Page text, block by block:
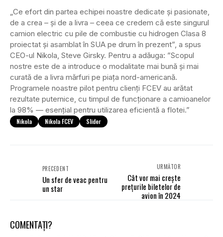
„Ce efort din partea echipei noastre dedicate și pasionate,
de a crea – și de a livra – ceea ce credem că este singurul
camion electric cu pile de combustie cu hidrogen Clasa 8
proiectat și asamblat în SUA pe drum în prezent”, a spus
CEO-ul Nikola, Steve Girsky. Pentru a adăuga: ”Scopul
nostre este de a introduce o modalitate mai bună și mai
curată de a livra mărfuri pe piața nord-americană.
Programele noastre pilot pentru clienți FCEV au arătat
rezultate puternice, cu timpul de funcționare a camioanelor
la 98% — esențial pentru utilizarea eficientă a flotei.”
Nikola Nikola FCEV Slider
PRECEDENT
Un sfer de veac pentru
un star
URMĂTOR
Cât vor mai crește
prețurile biletelor de
avion în 2024
COMENTAȚI?